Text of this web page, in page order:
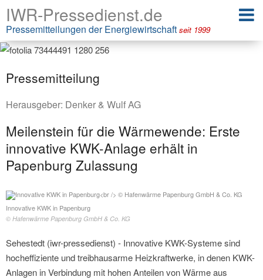
IWR-Pressedienst.de
Pressemitteilungen der Energiewirtschaft seit 1999
Pressemitteilung
Herausgeber: Denker & Wulf AG
Meilenstein für die Wärmewende: Erste
innovative KWK-Anlage erhält in
Papenburg Zulassung
Innovative KWK in Papenburg
© Hafenwärme Papenburg GmbH & Co. KG
Sehestedt (iwr-pressedienst) - Innovative KWK-Systeme sind
hocheffiziente und treibhausarme Heizkraftwerke, in denen KWK-
Anlagen in Verbindung mit hohen Anteilen von Wärme aus